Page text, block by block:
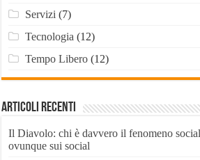
Servizi (7)
Tecnologia (12)
Tempo Libero(12)
Articoli recenti
Il Diavolo: chi è davvero il fenomeno
ovunque sui social